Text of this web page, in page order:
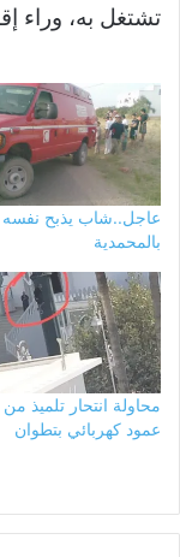
تشتغل به، وراء
عاجل..شاب يذبح نفسه
بالمحمدية
محاولة انتحار تلميذ
عمود كهربائي بتطوان